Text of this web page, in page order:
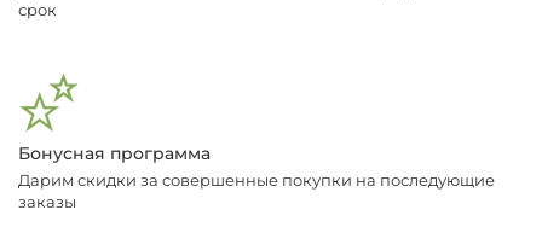
срок
Бонусная программа
Дарим скидки за совершенные покупки на последующие
заказы